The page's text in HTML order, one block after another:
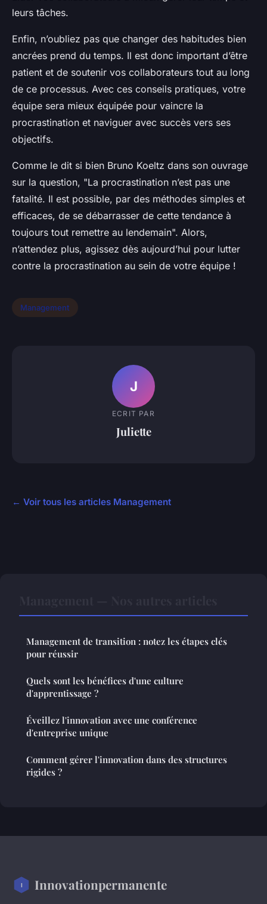
leurs tâches.
Enfin, n’oubliez pas que changer des habitudes bien
ancrées prend du temps. Il est donc important d’être
patient et de soutenir vos collaborateurs tout au long
de ce processus. Avec ces conseils pratiques, votre
équipe sera mieux équipée pour vaincre la
procrastination et naviguer avec succès vers ses
objectifs.
Comme le dit si bien Bruno Koeltz dans son ouvrage
sur la question, "La procrastination n’est pas une
fatalité. Il est possible, par des méthodes simples et
efficaces, de se débarrasser de cette tendance à
toujours tout remettre au lendemain". Alors,
n’attendez plus, agissez dès aujourd’hui pour lutter
contre la procrastination au sein de votre équipe !
Management
J
ECRIT PAR
Juliette
← Voir tous les articles Management
Management de transition : notez les étapes clés
pour réussir
Quels sont les bénéfices d'une culture
d'apprentissage ?
Éveillez l'innovation avec une conférence
d'entreprise unique
Comment gérer l'innovation dans des structures
rigides ?
Innovationpermanente